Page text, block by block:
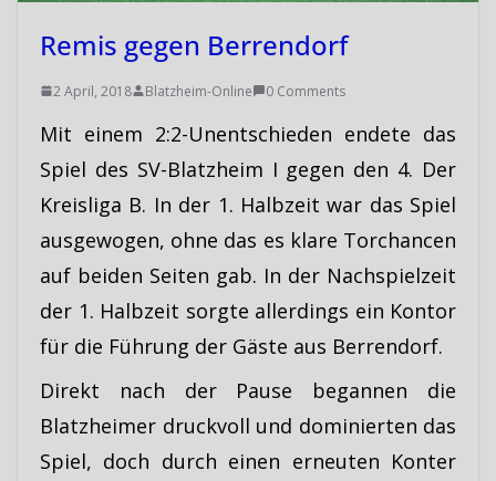
Remis gegen Berrendorf
2 April, 2018 Blatzheim-Online 0 Comments
Mit einem 2:2-Unentschieden endete das
Spiel des SV-Blatzheim I gegen den 4. Der
Kreisliga B. In der 1. Halbzeit war das Spiel
ausgewogen, ohne das es klare Torchancen
auf beiden Seiten gab. In der Nachspielzeit
der 1. Halbzeit sorgte allerdings ein Kontor
für die Führung der Gäste aus Berrendorf.
Direkt nach der Pause begannen die
Blatzheimer druckvoll und dominierten das
Spiel, doch durch einen erneuten Konter